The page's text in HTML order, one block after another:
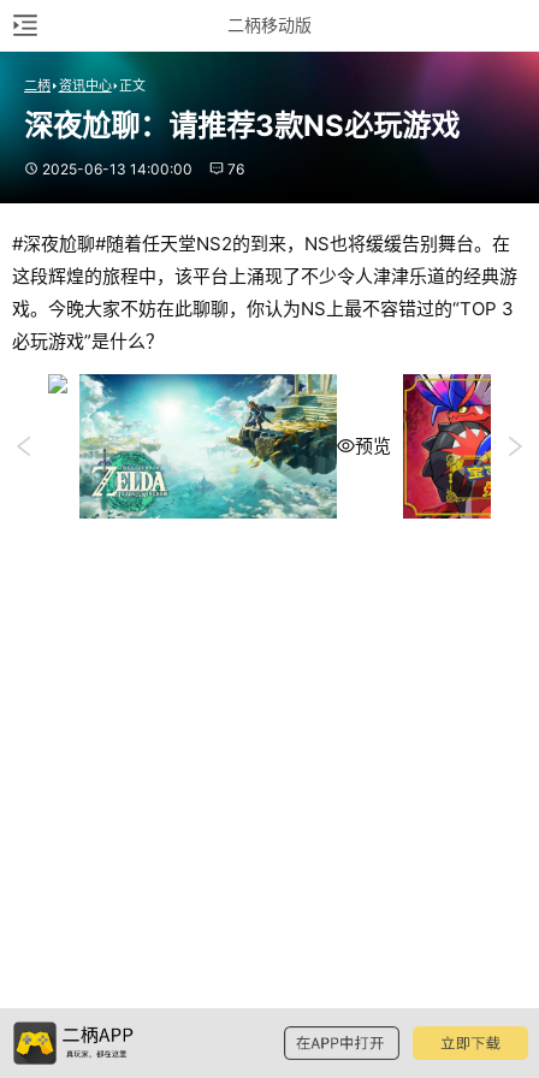
二柄移动版
二柄 资讯中心 正文
深夜尬聊：请推荐3款NS必玩游戏
2025-06-13 14:00:00 76
#深夜尬聊#随着任天堂NS2的到来，NS也将缓缓告别舞台。在
这段辉煌的旅程中，该平台上涌现了不少令人津津乐道的经典游
戏。今晚大家不妨在此聊聊，你认为NS上最不容错过的“TOP 3
必玩游戏”是什么？
预览